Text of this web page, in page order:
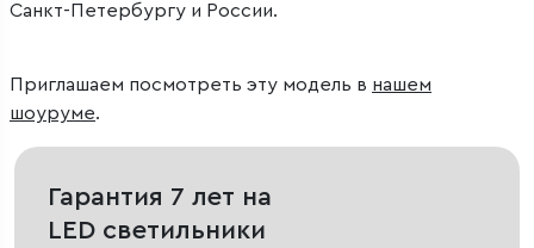
Санкт-Петербургу и России.
Приглашаем посмотреть эту модель в нашем
шоуруме.
Гарантия 7 лет на
LED светильники